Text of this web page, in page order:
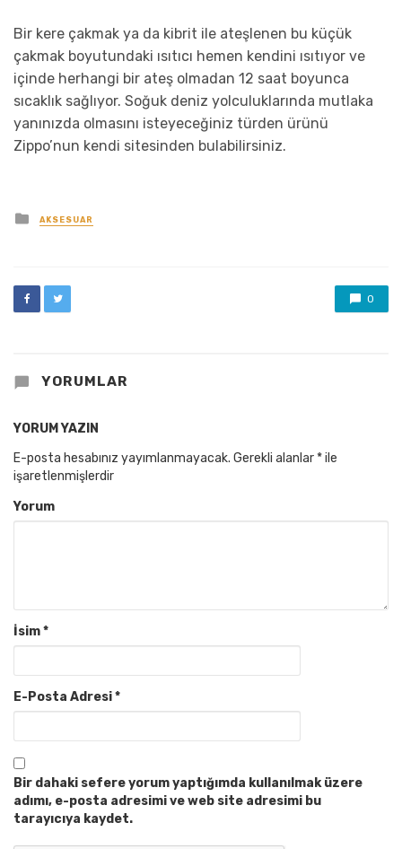
Bir kere çakmak ya da kibrit ile ateşlenen bu küçük
çakmak boyutundaki ısıtıcı hemen kendini ısıtıyor ve
içinde herhangi bir ateş olmadan 12 saat boyunca
sıcaklık sağlıyor. Soğuk deniz yolculuklarında mutlaka
yanınızda olmasını isteyeceğiniz türden ürünü
Zippo’nun kendi sitesinden bulabilirsiniz.
Posted
in
AKSESUAR
0
YORUMLAR
YORUM YAZIN
E-posta hesabınız yayımlanmayacak. Gerekli alanlar *ile
işaretlenmişlerdir
Yorum
İsim*
E-Posta Adresi*
Bir dahaki sefere yorum yaptığımda kullanılmak üzere
adımı, e-posta adresimi ve web site adresimi bu
tarayıcıya kaydet.